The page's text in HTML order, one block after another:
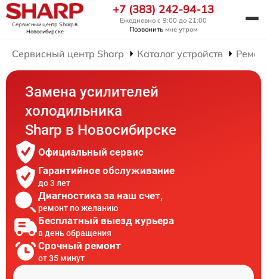
Сервисный центр Sharpв
Новосибирске
+7 (383) 242-94-13
Ежедневно с 9:00 до 21:00
Позвонить мне утром
Сервисный центр Sharp Каталог устройств
Замена усилителей
холодильника
Sharp в Новосибирске
Официальный сервис
Гарантийное обслуживание
до 3 лет
Диагностика за наш счет,
ремонт по желанию
Бесплатный выезд курьера
в день обращения
Срочный ремонт
от 35 минут